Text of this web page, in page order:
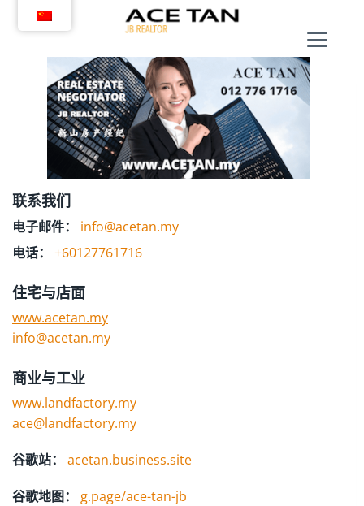
联系我们
电子邮件：
info@acetan.my
电话：
+60127761716
住宅与店面
www.acetan.my
info@acetan.my
商业与工业
www.landfactory.my
ace@landfactory.my
谷歌站： acetan.business.site
谷歌地图： g.page/ace-tan-jb